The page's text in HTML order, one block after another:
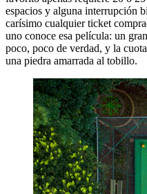
espacios y alguna interrupción
carísimo cualquier ticket
uno conoce esa película: un
poco, poco de verdad, y la
una piedra amarrada al tobillo.